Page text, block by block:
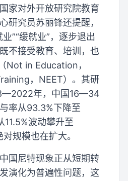
家对外开放研究院教育
研究员苏丽锋还提醒，
”“缓就业”，逐步退出
不接受教育、培训，也
Not in Education，
，NEET）。其研
年，中国16—34
率从93.3%下降至
11.5%波动攀升至
规模也在扩大。
国尼特现象正从短期转
演化为普遍性问题，这